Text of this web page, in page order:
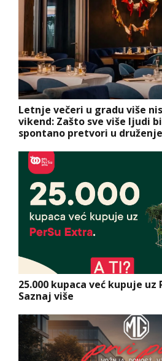
Letnje večeri u gradu više
vikend: Zašto sve više ljudi
spontano pretvori u druženje
25.000 kupaca već kupuje uz
Saznaj više